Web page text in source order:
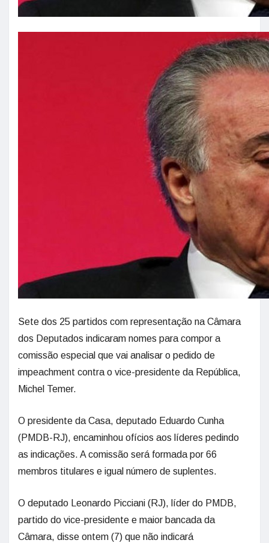
Sete dos 25 partidos com representação na Câmara
dos Deputados indicaram nomes para compor a
comissão especial que vai analisar o pedido de
impeachment contra o vice-presidente da República,
Michel Temer.
O presidente da Casa, deputado Eduardo Cunha
(PMDB-RJ), encaminhou ofícios aos líderes pedindo
as indicações. A comissão será formada por 66
membros titulares e igual número de suplentes.
O deputado Leonardo Picciani (RJ), líder do PMDB,
partido do vice-presidente e maior bancada da
Câmara, disse ontem (7) que não indicará